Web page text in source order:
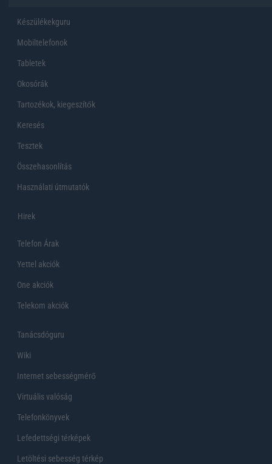
Készülékekguru
Mobiltelefonok
Tabletek
Okosórák
Tartozékok, kiegeszítők
Keresés
Tesztek
Összehasonlítás
Használati útmutatók
Hirek
Telefon Árak
Yettel akciók
One akciók
Telekom akciók
Tanácsdóguru
Wiki
Internet sebességmérő
Virtuális valóság
Telefonkönyvek
Lefedettségi térképek
Letöltési sebesség térkép